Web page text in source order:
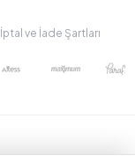
İptal ve İade Şartları